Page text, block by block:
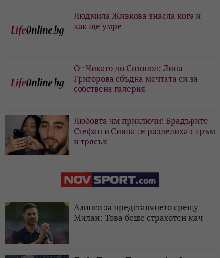
Людмила Живкова знаела кога и
как ще умре
От Чикаго до Созопол: Лина
Григорова сбъдна мечтата си за
собствена галерия
Любовта им приключи! Брадърите
Стефан и Сияна се разделиха с гръм
и трясък
Алонсо за представянето срещу
Милан: Това беше страхотен мач